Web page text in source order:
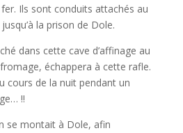
Ils sont conduits attachés au
la prison de Dole.
dans cette cave d’affinage au
échappera à cette rafle.
cours de la nuit pendant un
!!
se montait à Dole, afin